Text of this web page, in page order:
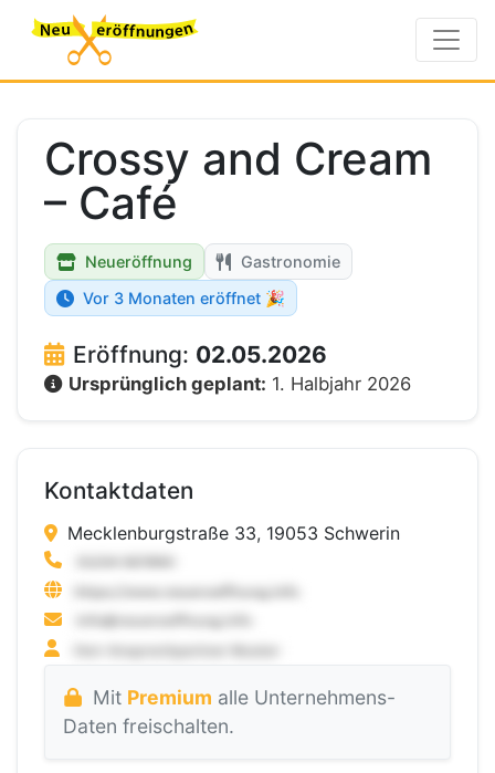
Crossy and Cream
– Café
Neueröffnung
Gastronomie
Vor 3 Monaten eröffnet 🎉
Eröffnung: 02.05.2026
Ursprünglich geplant: 1. Halbjahr 2026
Kontaktdaten
Mecklenburgstraße 33, 19053 Schwerin
Mit Premium alle Unternehmens-
Daten freischalten.